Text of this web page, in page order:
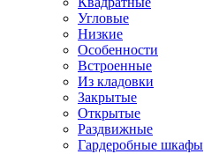
Угловые
Низкие
Особенности
Встроенные
Из кладовки
Закрытые
Открытые
Раздвижные
Гардеробные шкафы